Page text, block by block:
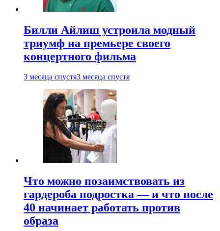
Билли Айлиш устроила модный
триумф на премьере своего
концертного фильма
3 месяца спустя3 месяца спустя
Что можно позаимствовать из
гардероба подростка — и что после
40 начинает работать против
образа